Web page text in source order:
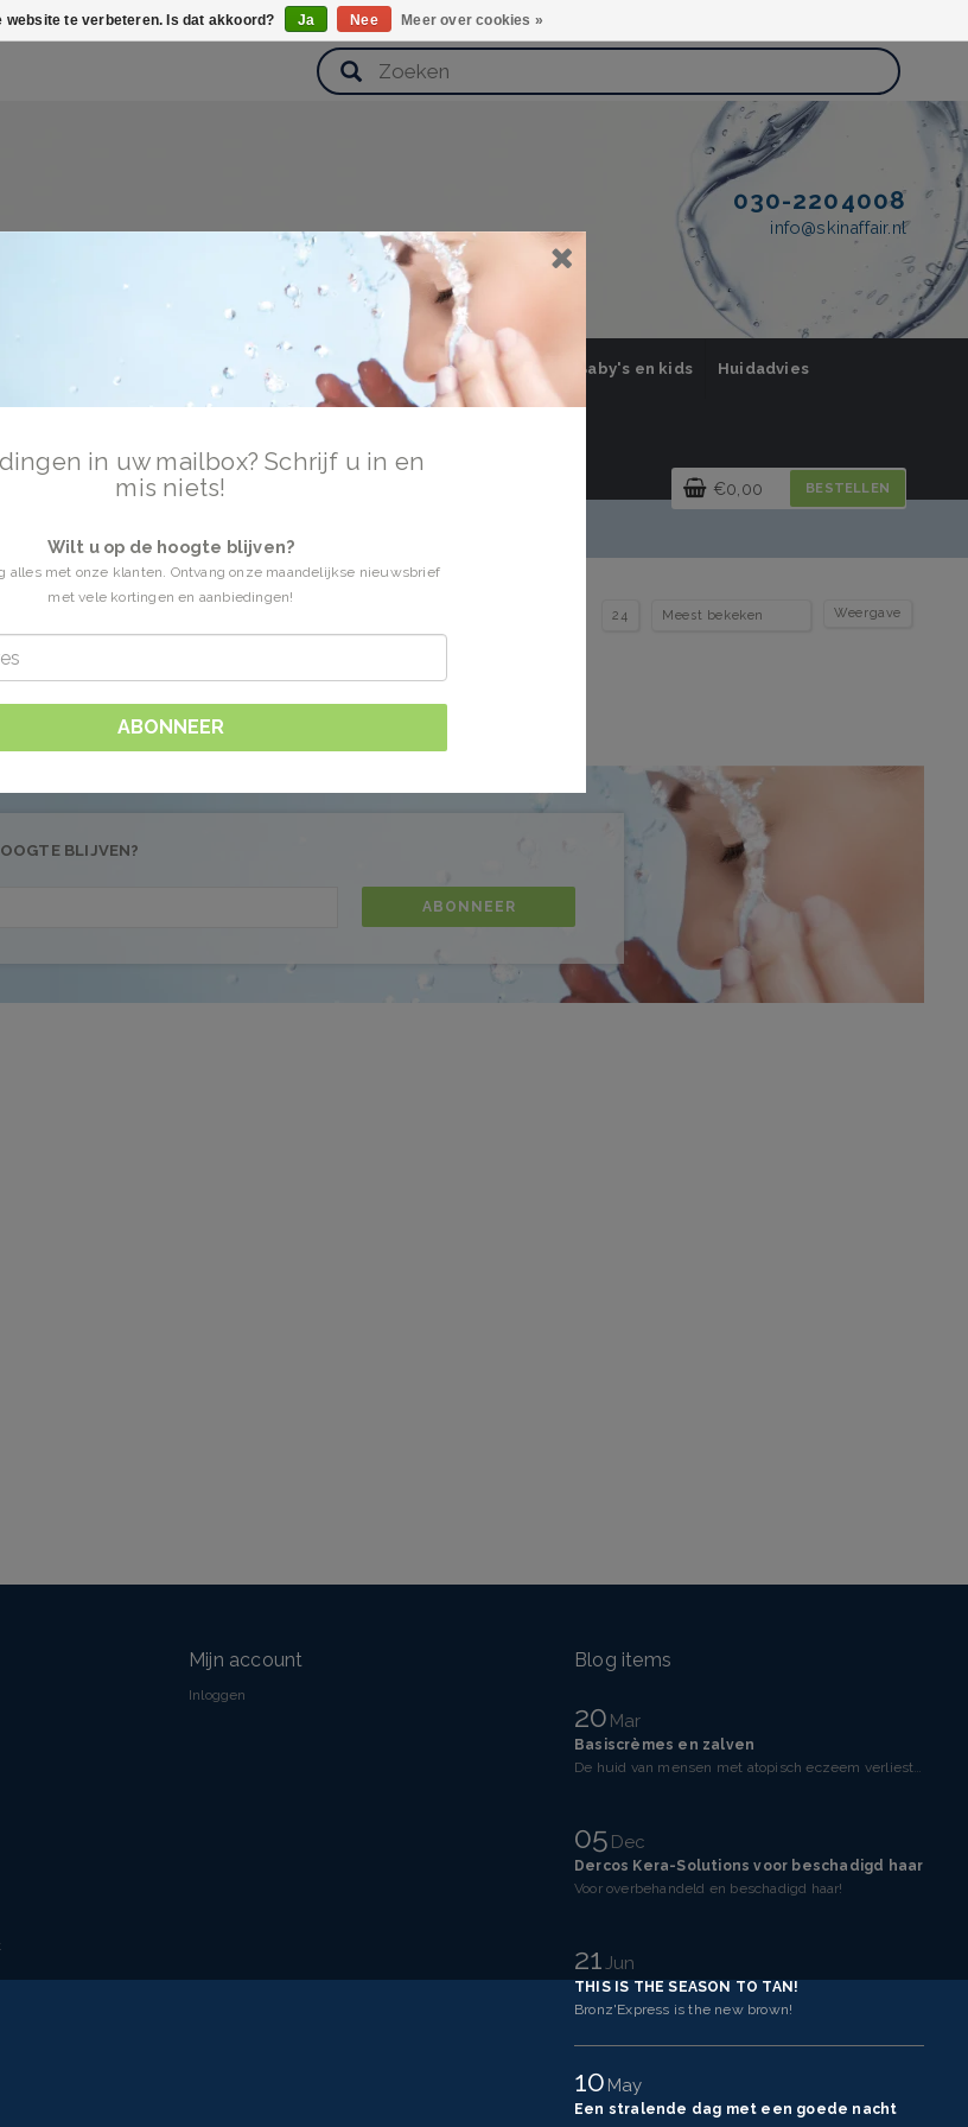
030-2204008
info@skinaffair.nl
Lichaamsverzorging Huidverzorging Mannen Baby's en kids Huidadvies
€0,00 BESTELLEN
met wimpers Weergave
BLIJVEN?
ABONNEER
Mijn account
Inloggen
Blog items
20Mar
Basiscrèmes en zalven
De huid van mensen met atopisch eczeem verliest makkelijker vocht dan een gezonde huid. Dit komt doo
05Dec
Dercos Kera-Solutions voor beschadigd haar
Voor overbehandeld en beschadigd haar!
21Jun
THIS IS THE SEASON TO TAN!
Bronz'Express is the new brown!
10May
Een stralende dag met een goede nacht
in uw mailbox? Schrijf u in en
mis niets!
Wilt u op de hoogte blijven?
alles met onze klanten. Ontvang onze maandelijkse nieuwsbrief
met vele kortingen en aanbiedingen!
ABONNEER
website te verbeteren. Is dat akkoord? Ja Nee Meer over cookies »